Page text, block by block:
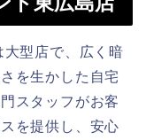
型店で、広く暗
を生かした自宅
スタッフがお客
を提供し、安心